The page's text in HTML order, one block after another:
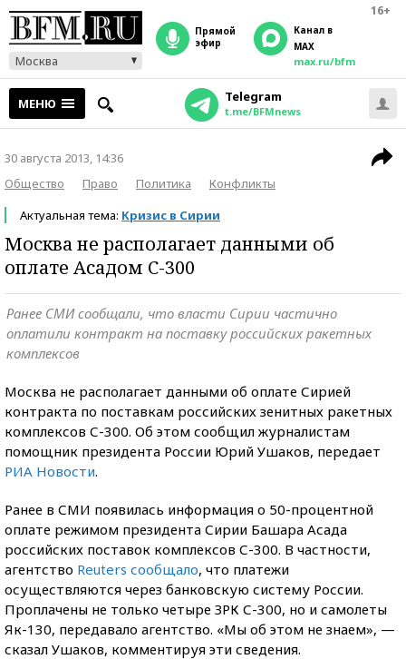
16+
Москва
прямой
эфир
Канал в
MAX
max.ru/bfm
МЕНЮ Telegram
t.me/BFMnews
30 августа 2013, 14:36
Общество
Право Политика
Конфликты
Актуальная тема: Кризис в Сирии
Москва не располагает данными об
оплате Асадом С-300
Ранее СМИ сообщали, что власти Сирии частично
оплатили контракт на поставку российских ракетных
комплексов
Москва не располагает данными об оплате Сирией
контракта по поставкам российских зенитных ракетных
комплексов С-300. Об этом сообщил журналистам
помощник президента России Юрий Ушаков, передает
РИА Новости.
Ранее в СМИ появилась информация о 50-процентной
оплате режимом президента Сирии Башара Асада
российских поставок комплексов С-300. В частности,
агентство Reuters сообщало, что платежи
осуществляются через банковскую систему России.
Проплачены не только четыре ЗРК С-300, но и самолеты
Як-130, передавало агентство. «Мы об этом не знаем», —
сказал Ушаков, комментируя эти сведения.